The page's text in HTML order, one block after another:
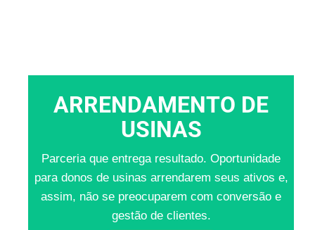
ARRENDAMENTO DE
USINAS
Parceria que entrega resultado. Oportunidade
para donos de usinas arrendarem seus ativos e,
assim, não se preocuparem com conversão e
gestão de clientes.